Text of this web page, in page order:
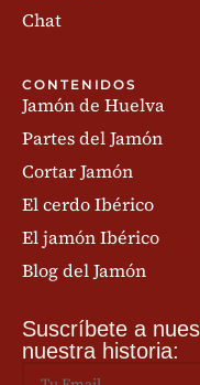
Chat
CONTENIDOS
Jamón de Huelva
Partes del Jamón
Cortar Jamón
El cerdo Ibérico
El jamón Ibérico
Blog del Jamón
Suscríbete a
nuestra historia: